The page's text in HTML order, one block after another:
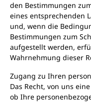
den Bestimmungen
eines entsprechenden
und, wenn die
Bestimmungen zum
aufgestellt werden,
Wahrnehmung dieser
Zugang zu Ihren
Das Recht, von uns
ob Ihre